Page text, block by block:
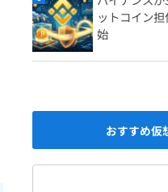
ットコイン
始
おすすめ仮